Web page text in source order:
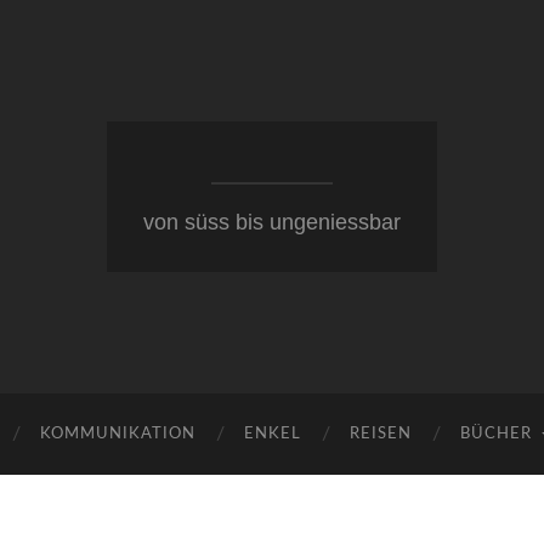
von süss bis ungeniessbar
KOMMUNIKATION ENKEL REISEN BÜCHER